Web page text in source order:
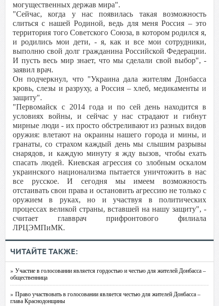
могущественных держав мира".
"Сейчас, когда у нас появилась такая возможность
слиться с нашей Родиной, ведь для меня Россия – это
территория того Советского Союза, в котором родился я,
и родились мои дети, - я, как и все мои сотрудники,
выполню свой долг гражданина Российской Федерации.
И пусть весь мир знает, что мы сделали свой выбор", -
заявил врач.
Он подчеркнул, что "Украина дала жителям Донбасса
кровь, слезы и разруху, а Россия – хлеб, медикаменты и
защиту".
"Первомайск с 2014 года и по сей день находится в
условиях войны, и сейчас у нас страдают и гибнут
мирные люди - их просто обстреливают из разных видов
оружия: влетают на окраины нашего города и мины, и
гранаты, со страхом каждый день мы слышим разрывы
снарядов, и каждую минуту я жду вызов, чтобы ехать
спасать людей. Киевская агрессия со злобным оскалом
украинского национализма пытается уничтожить в нас
все русское. И сегодня мы имеем возможность
отстаивать свои права и остановить агрессию не только с
оружием в руках, но и участвуя в политических
процессах великой страны, вставшей на нашу защиту", -
считает главврач прифронтового филиала
ЛРЦЭМПиМК.
ЧИТАЙТЕ ТАКЖЕ:
» Участие в голосовании является гордостью и честью для жителей Донбасса –
общественница
» Право участвовать в голосовании является честью для жителей Донбасса –
глава Краснодонщины